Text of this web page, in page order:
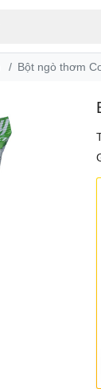
Bột ngò thơm